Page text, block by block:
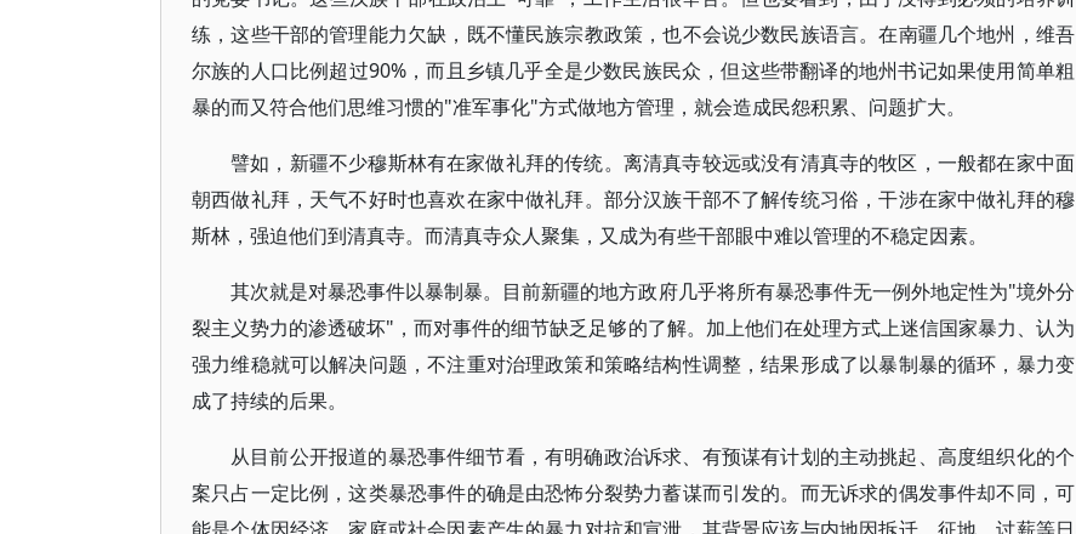
练，这些干部的管理能力欠缺，既不懂民族宗教政策，也不会说少数民族语言。在南疆几个地州，维吾
尔族的人口比例超过90%，而且乡镇几乎全是少数民族民众，但这些带翻译的地州书记如果使用简单粗
暴的而又符合他们思维习惯的"准军事化"方式做地方管理，就会造成民怨积累、问题扩大。
譬如，新疆不少穆斯林有在家做礼拜的传统。离清真寺较远或没有清真寺的牧区，一般都在家中面
朝西做礼拜，天气不好时也喜欢在家中做礼拜。部分汉族干部不了解传统习俗，干涉在家中做礼拜的穆
斯林，强迫他们到清真寺。而清真寺众人聚集，又成为有些干部眼中难以管理的不稳定因素。
其次就是对暴恐事件以暴制暴。目前新疆的地方政府几乎将所有暴恐事件无一例外地定性为"境外分
裂主义势力的渗透破坏"，而对事件的细节缺乏足够的了解。加上他们在处理方式上迷信国家暴力、认为
强力维稳就可以解决问题，不注重对治理政策和策略结构性调整，结果形成了以暴制暴的循环，暴力变
成了持续的后果。
从目前公开报道的暴恐事件细节看，有明确政治诉求、有预谋有计划的主动挑起、高度组织化的个
案只占一定比例，这类暴恐事件的确是由恐怖分裂势力蓄谋而引发的。而无诉求的偶发事件却不同，可